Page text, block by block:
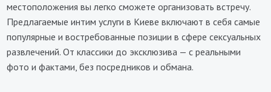
местоположения вы легко сможете организовать встречу.
Предлагаемые интим услуги в Киеве включают в себя самые
популярные и востребованные позиции в сфере сексуальных
развлечений. От классики до эксклюзива — с реальными
фото и фактами, без посредников и обмана.